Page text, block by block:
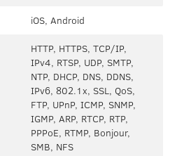
iOS, Android
HTTP, HTTPS, TCP/IP,
IPv4, RTSP, UDP, SMTP,
NTP, DHCP, DNS, DDNS,
IPv6, 802.1x, SSL, QoS,
FTP, UPnP, ICMP, SNMP,
IGMP, ARP, RTCP, RTP,
PPPoE, RTMP, Bonjour,
SMB, NFS